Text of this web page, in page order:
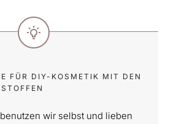
FÜR DIY-KOSMETIK MIT DEN
wir selbst und lieben